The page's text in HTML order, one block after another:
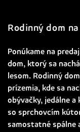
Rodinný dom
Ponúkame na
dom, ktorý sa
lesom. Rodinný
prízemia, kde sa
obývačky, jedálne
so sprchovcím
samostatné spálne